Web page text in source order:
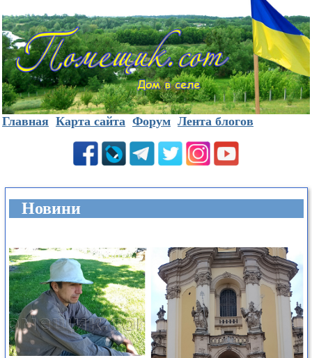
Главная Карта сайта Форум Лента блогов
Новини